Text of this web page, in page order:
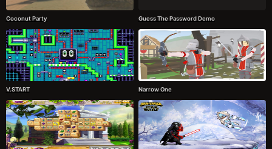
Coconut Party Guess The Password Demo
V.START Narrow One